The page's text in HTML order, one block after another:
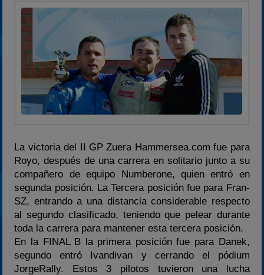
La victoria del II GP Zuera Hammersea.com fue para
Royo, después de una carrera en solitario junto a su
compañero de equipo Numberone, quien entró en
segunda posición. La Tercera posición fue para Fran-
SZ, entrando a una distancia considerable respecto
al segundo clasificado, teniendo que pelear durante
toda la carrera para mantener esta tercera posición.
En la FINAL B la primera posición fue para Danek,
segundo entró Ivandivan y cerrando el pódium
JorgeRally. Estos 3 pilotos tuvieron una lucha